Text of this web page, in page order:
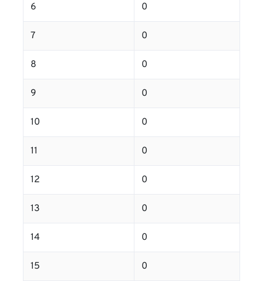
6 0
7 0
8 0
9 0
10 0
11 0
12 0
13 0
14 0
15 0